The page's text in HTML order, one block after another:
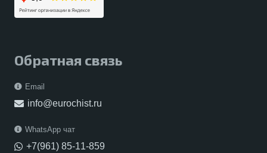
Обратная связь
Email
info@eurochist.ru
WhatsApp чат
+7(961) 85-11-859